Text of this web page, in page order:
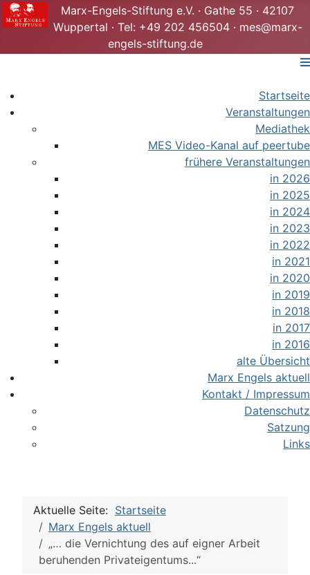
Marx-Engels-Stiftung e.V. · Gathe 55 · 42107
Wuppertal · Tel: +49 202 456504 · mes@marx-
engels-stiftung.de
Startseite
Veranstaltungen
Mediathek
MES Video-Kanal auf peertube
frühere Veranstaltungen
in 2026
in 2025
in 2024
in 2023
in 2022
in 2021
in 2020
in 2019
in 2018
in 2017
in 2016
alte Übersicht
Marx Engels aktuell
Kontakt / Impressum
Datenschutz
Satzung
Links
Aktuelle Seite: Startseite
Marx Engels aktuell
„… die Vernichtung des auf eigner Arbeit
beruhenden Privateigentums...“